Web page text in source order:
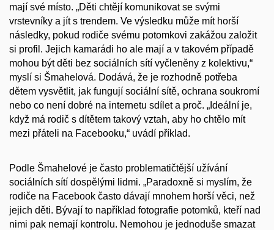
mají své místo. „Děti chtějí komunikovat se svými
vrstevníky a jít s trendem. Ve výsledku může mít horší
následky, pokud rodiče svému potomkovi zakážou založit
si profil. Jejich kamarádi ho ale mají a v takovém případě
mohou být děti bez sociálních sítí vyčleněny z kolektivu,“
myslí si Šmahelová. Dodává, že je rozhodně potřeba
dětem vysvětlit, jak fungují sociální sítě, ochrana soukromí
nebo co není dobré na internetu sdílet a proč. „Ideální je,
když má rodič s dítětem takový vztah, aby ho chtělo mít
mezi přáteli na Facebooku,“ uvádí příklad.
Podle Šmahelové je často problematičtější užívání
sociálních sítí dospělými lidmi. „Paradoxně si myslím, že
rodiče na Facebook často dávají mnohem horší věci, než
jejich děti. Bývají to například fotografie potomků, kteří nad
nimi pak nemají kontrolu. Nemohou je jednoduše smazat